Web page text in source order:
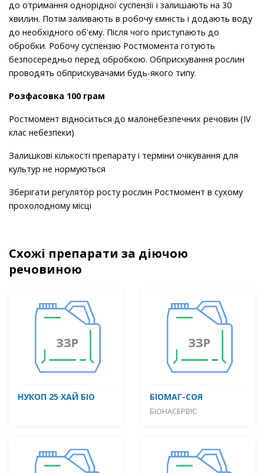
до отримання однорідної суспензії і залишають на 30
хвилин. Потім заливають в робочу ємність і додають воду
до необхідного об'єму. Після чого приступають до
обробки. Робочу суспензію Ростмомента готують
безпосередньо перед обробкою. Обприскування рослин
проводять обприскувачами будь-якого типу.
Розфасовка 100 грам
Ростмомент відноситься до малонебезпечних речовин (IV
клас небезпеки)
Залишкові кількості препарату і терміни очікування для
культур не нормуються
Зберігати регулятор росту рослин Ростмомент в сухому
прохолодному місці
Схожі препарати за діючою
речовиною
НУКОП 25 ХАЙ БІО БІОМАГ-СОЯ
БІОНАСЕРВІС